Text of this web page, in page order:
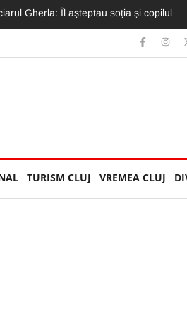
șoferi, transportați de urgență la
TURISM CLUJ VREMEA CLUJ